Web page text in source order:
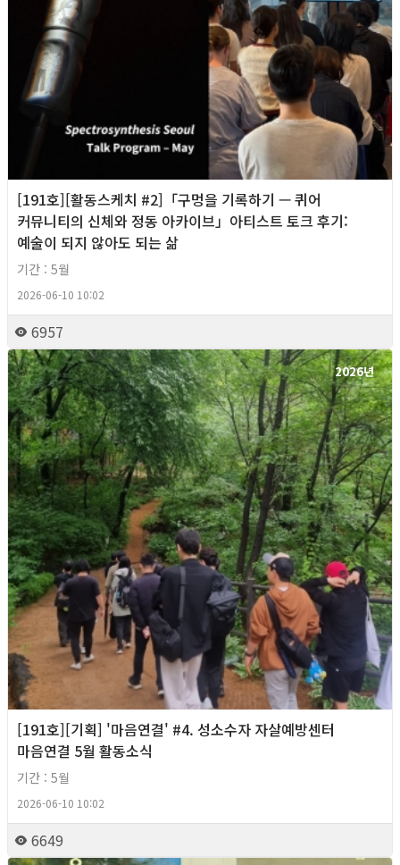
[191호][활동스케치 #2]「구멍을 기록하기 — 퀴어
커뮤니티의 신체와 정동 아카이브」아티스트 토크 후기:
예술이 되지 않아도 되는 삶
기간 : 5월
2026-06-10 10:02
6957
2026년
[191호][기획] '마음연결' #4. 성소수자 자살예방센터
마음연결 5월 활동소식
기간 : 5월
2026-06-10 10:02
6649